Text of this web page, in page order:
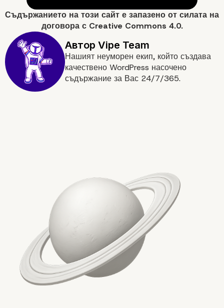
Заключение
Основни изводи
Съдържанието на този сайт е запазено от силата на
договора с Creative Commons 4.0.
Нашият неуморен екип, който създава
качествено WordPress насочено
съдържание за Вас 24/7/365.